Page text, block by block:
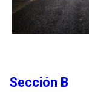
Sección B